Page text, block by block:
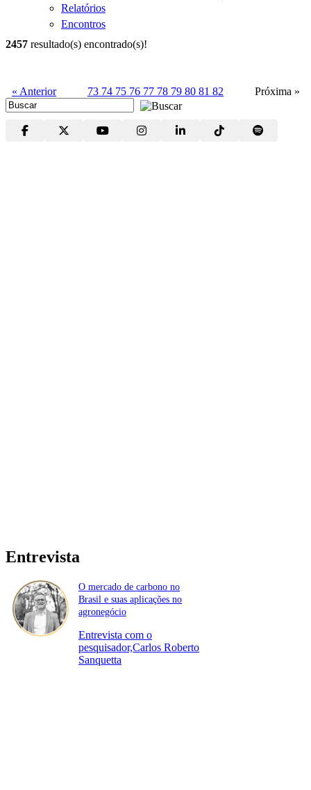
Relatórios
Encontros
2457 resultado(s) encontrado(s)!
« Anterior 73 74 75 76 77 78 79 80 81 82 Próxima »
Entrevista
O mercado de carbono no
Brasil e suas aplicações no
agronegócio
Entrevista com o
pesquisador,Carlos Roberto
Sanquetta